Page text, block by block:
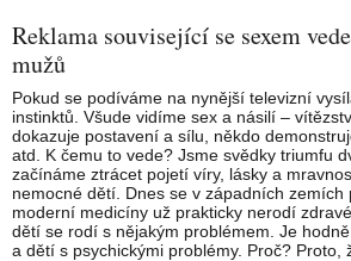
Reklama související se sexem
mužů
Pokud se podíváme na nynější televizní
instinktů. Všude vidíme sex a násilí –
dokazuje postavení a sílu, někdo
atd. K čemu to vede? Jsme svědky triumfu
začínáme ztrácet pojetí víry, lásky a
nemocné dětí. Dnes se v západních zemích
moderní medicíny už prakticky nerodí
dětí se rodí s nějakým problémem. Je
a dětí s psychickými problémy. Proč? Proto,